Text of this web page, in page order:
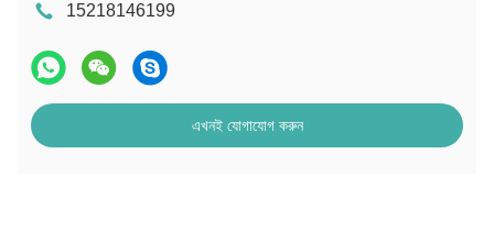
15218146199
এখনই যোগাযোগ করুন